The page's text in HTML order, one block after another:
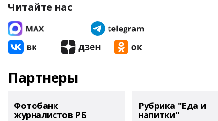
Читайте нас
Партнеры
Фотобанк
журналистов РБ
Рубрика "Еда и
напитки"